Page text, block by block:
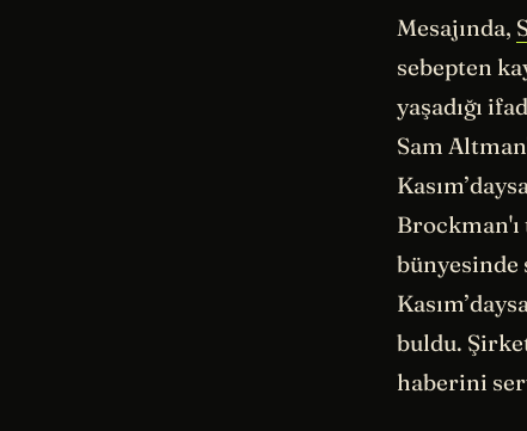
Mesajında,
sebepten
yaşadığı
Sam
bünyesinde
buldu.
haberini